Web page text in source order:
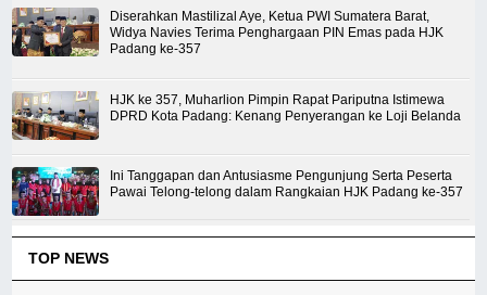
Diserahkan Mastilizal Aye, Ketua PWI Sumatera Barat,
Widya Navies Terima Penghargaan PIN Emas pada HJK
Padang ke-357
HJK ke 357, Muharlion Pimpin Rapat Pariputna Istimewa
DPRD Kota Padang: Kenang Penyerangan ke Loji Belanda
Ini Tanggapan dan Antusiasme Pengunjung Serta Peserta
Pawai Telong-telong dalam Rangkaian HJK Padang ke-357
TOP NEWS